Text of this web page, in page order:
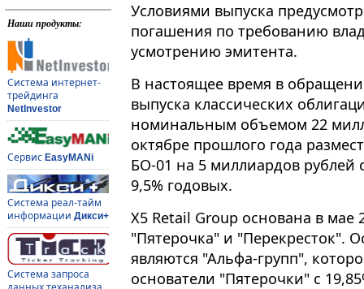
Наши продукты:
Система интернет-
трейдинга
NetInvestor
Сервис EasyMANi
Система реал-тайм
информации Дикси+
Система запроса
Условиями выпуска
погашения по требованию
усмотрению эмитента.
В настоящее время в
выпуска классических
номинальным объемом 22
октябре прошлого года
БО-01 на 5 миллиардов рублей
9,5% годовых.
X5 Retail Group основана в
"Пятерочка" и "Перекресток".
являются "Альфа-групп",
основатели "Пятерочки" с